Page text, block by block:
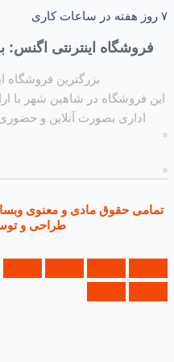
اینترنتی اگنس:
بزرگترین فروشگاه
در شاهین شهر با ارائه
بصورت آنلاین و حضوری در
حقوق مادی و معنوی وبسایت
طراحی و توسعه